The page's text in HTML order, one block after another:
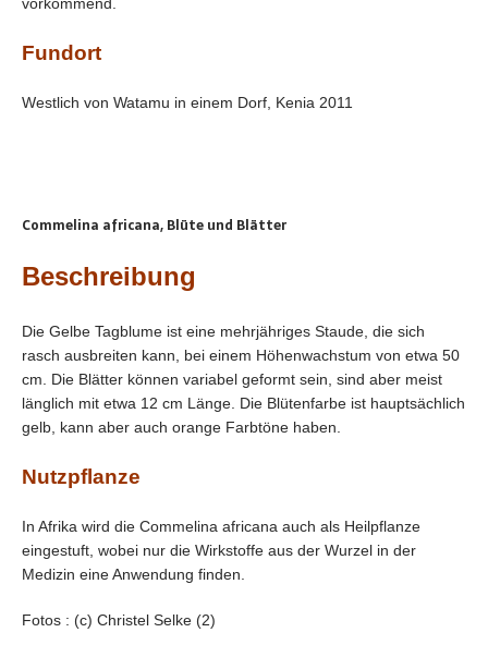
Fundort
Westlich von Watamu in einem Dorf, Kenia 2011
Commelina africana, Blüte und Blätter
Beschreibung
Die Gelbe Tagblume ist eine mehrjähriges Staude, die sich
rasch ausbreiten kann, bei einem Höhenwachstum von etwa 50
cm. Die Blätter können variabel geformt sein, sind aber meist
länglich mit etwa 12 cm Länge. Die Blütenfarbe ist hauptsächlich
gelb, kann aber auch orange Farbtöne haben.
Nutzpflanze
In Afrika wird die Commelina africana auch als Heilpflanze
eingestuft, wobei nur die Wirkstoffe aus der Wurzel in der
Medizin eine Anwendung finden.
Fotos : (c) Christel Selke (2)